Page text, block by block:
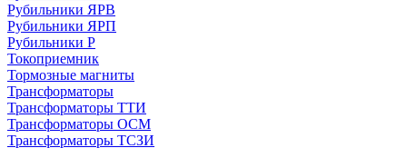
Рубильники ЯРВ
Рубильники ЯРП
Рубильники Р
Токоприемник
Тормозные магниты
Трансформаторы
Трансформаторы ТТИ
Трансформаторы ОСМ
Трансформаторы ТСЗИ